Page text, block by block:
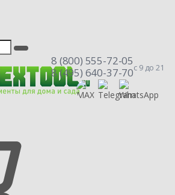
8 (800) 555-72-05
8 (495) 640-37-70с 9 до 21